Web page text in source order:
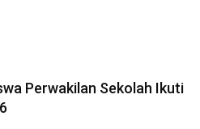
Perwakilan Sekolah Ikuti